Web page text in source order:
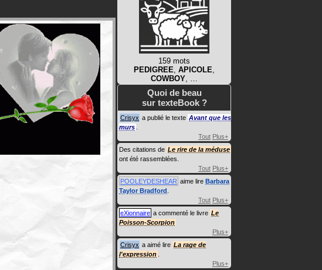
159 mots
PEDIGREE, APICOLE,
COWBOY, …
Quoi de beau
sur texteBook ?
Crisyx a publié le texte Avant que les
murs
Tout Plus+
Des citations de Le rire de la méduse
ont été rassemblées.
Tout Plus+
POOLEYDESHEAR aime lire Barbara
Taylor Bradford
Tout Plus+
eXionnaire a commenté le livre Le
Poisson-Scorpion
Plus+
Crisyx a aimé lire La rage de
l'expression
Plus+